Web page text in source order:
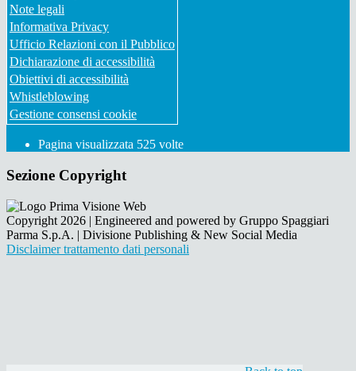
Note legali
Informativa Privacy
Ufficio Relazioni con il Pubblico
Dichiarazione di accessibilità
Obiettivi di accessibilità
Whistleblowing
Gestione consensi cookie
Pagina visualizzata 525 volte
Sezione Copyright
Copyright 2026 | Engineered and powered by Gruppo Spaggiari
Parma S.p.A. | Divisione Publishing & New Social Media
Disclaimer trattamento dati personali